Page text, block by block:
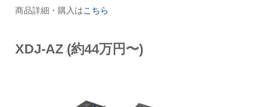
商品詳細・購入はこちら
XDJ-AZ (約44万円〜)